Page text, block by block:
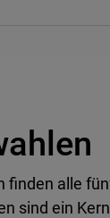
finden alle
sind ein